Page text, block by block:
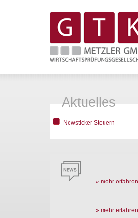
Aktuelles
Newsticker Steuern
» mehr erfahren
» mehr erfahren